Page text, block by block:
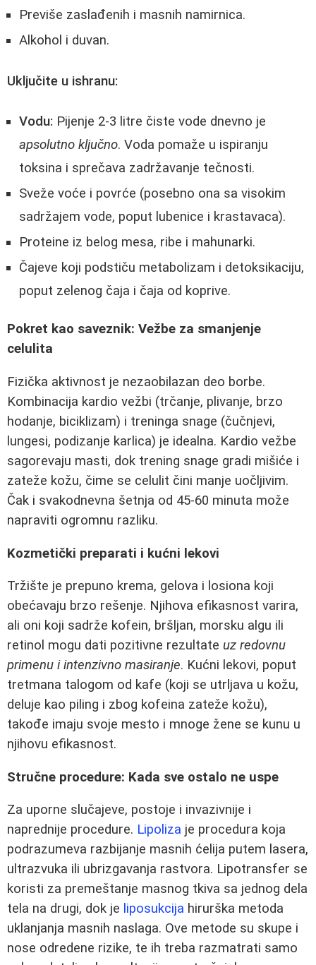
Previše zaslađenih i masnih namirnica.
Alkohol i duvan.
Uključite u ishranu:
Vodu: Pijenje 2-3 litre čiste vode dnevno je
apsolutno ključno. Voda pomaže u ispiranju
toksina i sprečava zadržavanje tečnosti.
Sveže voće i povrće (posebno ona sa visokim
sadržajem vode, poput lubenice i krastavaca).
Proteine iz belog mesa, ribe i mahunarki.
Čajeve koji podstiču metabolizam i detoksikaciju,
poput zelenog čaja i čaja od koprive.
Pokret kao saveznik: Vežbe za smanjenje
celulita
Fizička aktivnost je nezaobilazan deo borbe.
Kombinacija kardio vežbi (trčanje, plivanje, brzo
hodanje, biciklizam) i treninga snage (čučnjevi,
lungesi, podizanje karlica) je idealna. Kardio vežbe
sagorevaju masti, dok trening snage gradi mišiće i
zateže kožu, čime se celulit čini manje uočljivim.
Čak i svakodnevna šetnja od 45-60 minuta može
napraviti ogromnu razliku.
Kozmetički preparati i kućni lekovi
Tržište je prepuno krema, gelova i losiona koji
obećavaju brzo rešenje. Njihova efikasnost varira,
ali oni koji sadrže kofein, bršljan, morsku algu ili
retinol mogu dati pozitivne rezultate uz redovnu
primenu i intenzivno masiranje. Kućni lekovi, poput
tretmana talogom od kafe (koji se utrljava u kožu,
deluje kao piling i zbog kofeina zateže kožu),
takođe imaju svoje mesto i mnoge žene se kunu u
njihovu efikasnost.
Stručne procedure: Kada sve ostalo ne uspe
Za uporne slučajeve, postoje i invazivnije i
naprednije procedure. Lipoliza je procedura koja
podrazumeva razbijanje masnih ćelija putem lasera,
ultrazvuka ili ubrizgavanja rastvora. Lipotransfer se
koristi za premeštanje masnog tkiva sa jednog dela
tela na drugi, dok je liposukcija hirurška metoda
uklanjanja masnih naslaga. Ove metode su skupe i
nose odredene rizike, te ih treba razmatrati samo